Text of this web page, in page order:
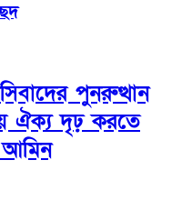
পুনরুত্থান
ঐক্য দৃঢ় করতে
আমিন